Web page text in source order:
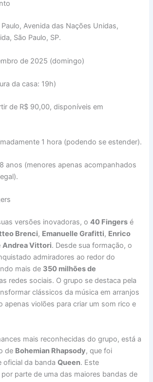
Avenida das Nações Unidas,
São Paulo, SP.
de 2025 (domingo)
da casa: 19h)
de R$ 90,00, disponíveis em
1 hora (podendo se estender).
anos (menores apenas acompanhados
versões inovadoras, o40 Fingers é
Brenci, Emanuelle Grafitti, Enrico
Andrea Vittori. Desde sua formação, o
admiradores ao redor do
mais de 350 milhões de
redes sociais. O grupo se destaca pela
clássicos da música em arranjos
apenas violões para criar um som rico e
mais reconhecidas do grupo, está a
de Bohemian Rhapsody, que foi
oficial da bandaQueen. Este
parte de uma das maiores bandas de